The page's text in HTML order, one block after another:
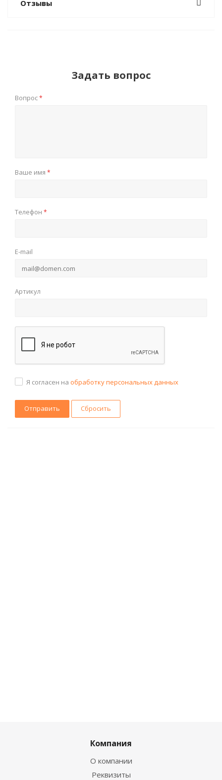
Отзывы
Задать вопрос
Вопрос*
Ваше имя *
Телефон *
E-mail
Артикул
Я согласен на обработку персональных данных
Сбросить
Компания
О компании
Реквизиты